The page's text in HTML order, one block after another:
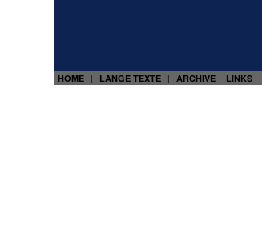
HOME | LANGE TEXTE | ARCHIVE LINKS